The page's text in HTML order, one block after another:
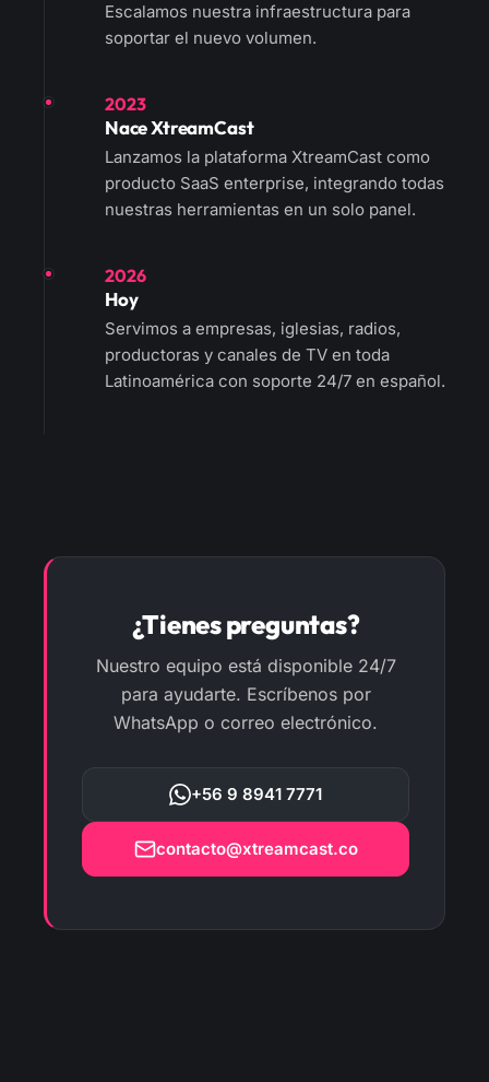
Escalamos nuestra infraestructura para
soportar el nuevo volumen.
2023
Nace XtreamCast
Lanzamos la plataforma XtreamCast como
producto SaaS enterprise, integrando todas
nuestras herramientas en un solo panel.
2026
Hoy
Servimos a empresas, iglesias, radios,
productoras y canales de TV en toda
Latinoamérica con soporte 24/7 en español.
¿Tienes preguntas?
Nuestro equipo está disponible 24/7
para ayudarte. Escríbenos por
WhatsApp o correo electrónico.
+56 9 8941 7771
contacto@xtreamcast.co